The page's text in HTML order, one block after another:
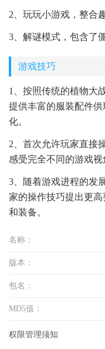
2、玩玩小游戏，整合
3、解谜模式，包含了
游戏技巧
1、按照传统的植物大
提供丰富的服装配件
化。
2、首次允许玩家直接
感受完全不同的游戏视
3、随着游戏进程的发
家的操作技巧提出更
和装备。
名称：
版本：
包名：
MD5值：
权限管理须知